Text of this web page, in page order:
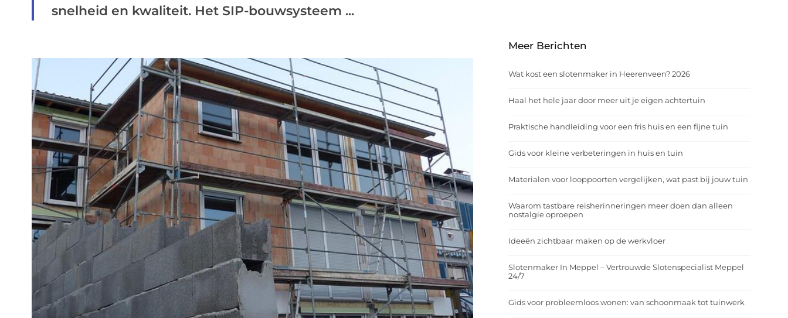
snelheid en kwaliteit. Het SIP-bouwsysteem ...
Meer Berichten
Wat kost een slotenmaker in Heerenveen? 2026
Haal het hele jaar door meer uit je eigen achtertuin
Praktische handleiding voor een fris huis en een fijne tuin
Gids voor kleine verbeteringen in huis en tuin
Materialen voor looppoorten vergelijken, wat past bij jouw tuin
Waarom tastbare reisherinneringen meer doen dan alleen
nostalgie oproepen
Ideeën zichtbaar maken op de werkvloer
Slotenmaker In Meppel – Vertrouwde Slotenspecialist Meppel
24/7
Gids voor probleemloos wonen: van schoonmaak tot tuinwerk